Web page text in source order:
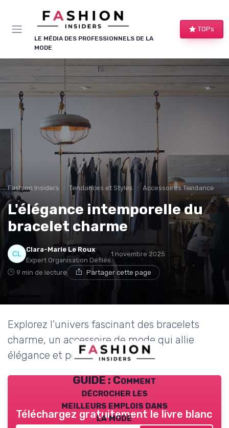
LE MÉDIA DES PROFESSIONNELS DE LA
MODE
TOPs
Fashion Insiders Tendances et Styles Accessoires Tendance
L'élégance intemporelle du
bracelet charme
Clara-Marie Le Roux
Expert Organisation Défilés
1 novembre 2025
9 min de lecture Partager cette page
Explorez l'univers fascinant des bracelets
charme, un accessoire de mode qui allie
élégance et personnalisation.
GUIDE : Comment
décrocher les
meilleurs emplois dans
la mode
Téléchargez gratuitement le livre blanc